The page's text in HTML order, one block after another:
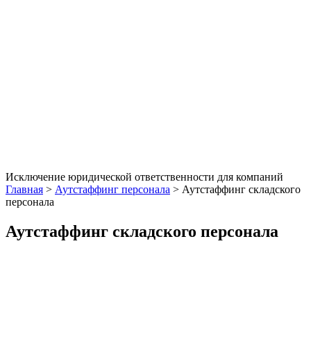
Исключение юридической ответственности для компаний
Главная > Аутстаффинг персонала > Аутстаффинг складского
персонала
Аутстаффинг складского персонала